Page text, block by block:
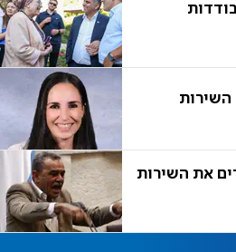
את השירות